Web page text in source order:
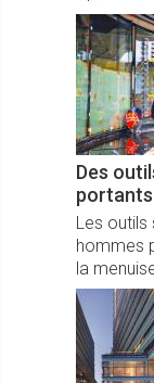
et les
Des
Les outils
hommes
la
pour
sécurité